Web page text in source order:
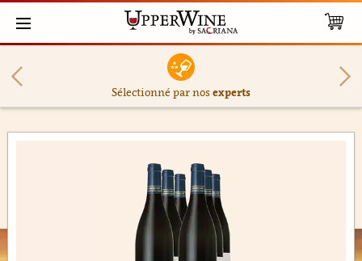
Sélectionné par nosexperts